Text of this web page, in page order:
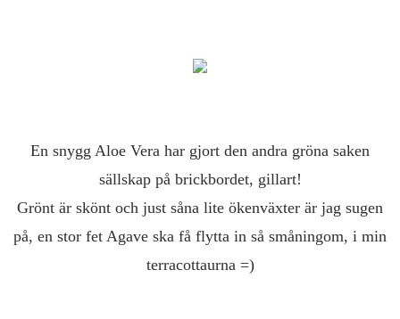
En snygg Aloe Vera har gjort den andra gröna saken
sällskap på brickbordet, gillart!
Grönt är skönt och just såna lite ökenväxter är jag sugen
på, en stor fet Agave ska få flytta in så småningom, i min
terracottaurna =)